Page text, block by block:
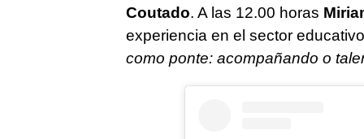
Coutado. A las 12.00 horas
experiencia en el sector
como ponte: acompañando o